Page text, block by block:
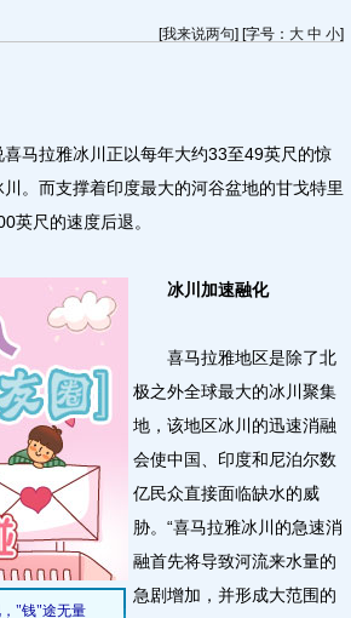
[我来说两句] [字号： 大 中 小]
拉雅冰川正以每年大约33至49英尺的惊
。而支撑着印度最大的河谷盆地的甘戈特里
英尺的速度后退。
冰川加速融化
喜马拉雅地区是除了北
极之外全球最大的冰川聚集
地，该地区冰川的迅速消融
会使中国、印度和尼泊尔数
亿民众直接面临缺水的威
胁。“喜马拉雅冰川的急速消
融首先将导致河流来水量的
急剧增加，并形成大范围的